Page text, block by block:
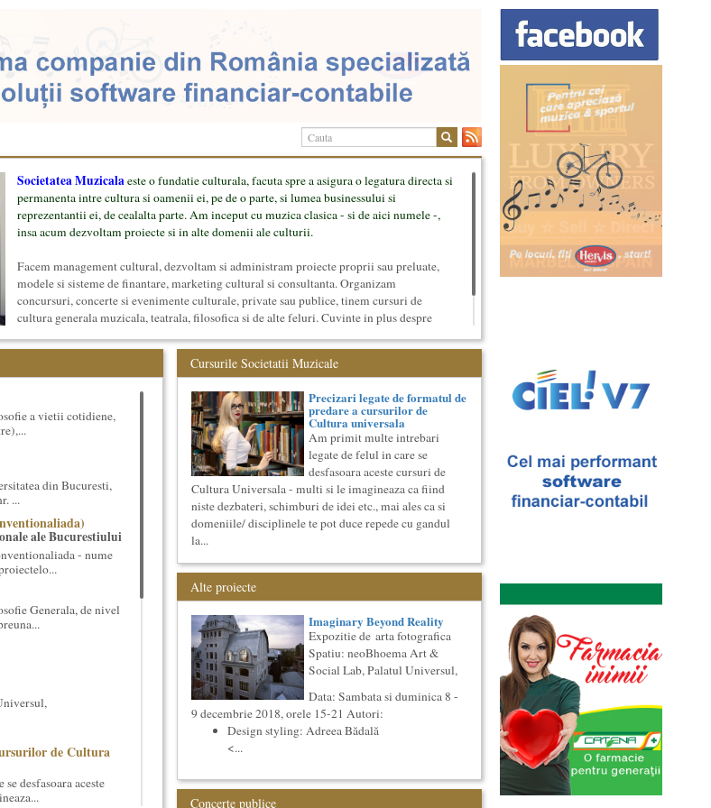
Societatea Muzicalaeste o fundatie culturala, facuta spre a asigura o legatura directa si
permanenta intre cultura si oamenii ei, pe de o parte, si lumea businessului si
reprezentantii ei, de cealalta parte. Am inceput cu muzica clasica - si de aici numele -,
insa acum dezvoltam proiecte si in alte domenii ale culturii.
Facem management cultural, dezvoltam si administram proiecte proprii sau preluate,
modele si sisteme de finantare, marketing cultural si consultanta. Organizam
concursuri, concerte si evenimente culturale, private sau publice, tinem cursuri de
cultura generala muzicala, teatrala, filosofica si de alte feluri. Cuvinte in plus despre
mai jos.
a vietii cotidiene,
din Bucuresti,
...
ale Bucurestiului
- nume
Generala, de nivel
de Cultura
desfasoara aceste
Cursurile Societatii Muzicale
Precizari legate de formatul de
predare a cursurilor de
Cultura universala
Am primit multe intrebari
legate de felul in care se
desfasoara aceste cursuri de
Cultura Universala - multi si le imagineaza ca fiind
niste dezbateri, schimburi de idei etc., mai ales ca si
domeniile/ disciplinele te pot duce repede cu gandul
la...
Alte proiecte
Imaginary Beyond Reality
Expozitie de arta fotografica
Spatiu: neoBhoema Art &
Social Lab, Palatul Universul,
Data: Sambata si duminica 8 -
9 decembrie 2018, orele 15-21 Autori:
Design styling: Adreea Bădală
<...
Concerte publice